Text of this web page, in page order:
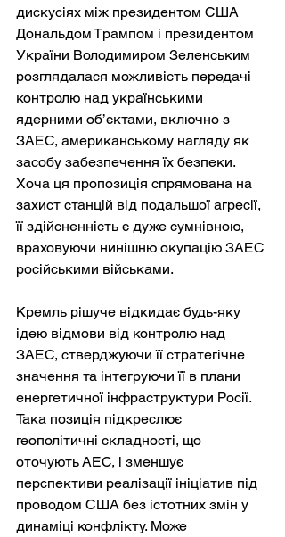
дискусіях між президентом США
Дональдом Трампом і президентом
України Володимиром Зеленським
розглядалася можливість передачі
контролю над українськими
ядерними об’єктами, включно з
ЗАЕС, американському нагляду як
засобу забезпечення їх безпеки.
Хоча ця пропозиція спрямована на
захист станцій від подальшої агресії,
її здійсненність є дуже сумнівною,
враховуючи нинішню окупацію ЗАЕС
російськими військами.
Кремль рішуче відкидає будь-яку
ідею відмови від контролю над
ЗАЕС, стверджуючи її стратегічне
значення та інтегруючи її в плани
енергетичної інфраструктури Росії.
Така позиція підкреслює
геополітичні складності, що
оточують АЕС, і зменшує
перспективи реалізації ініціатив під
проводом США без істотних змін у
динаміці конфлікту. Може